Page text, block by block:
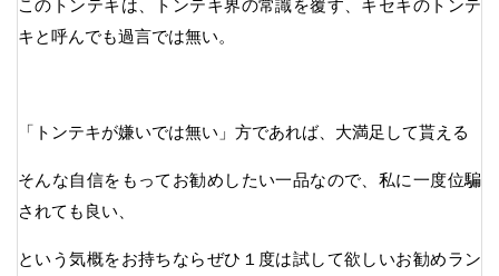
このトンテキは、トンテキ界の常識を覆す、キセキのトンテ
キと呼んでも過言では無い。
「トンテキが嫌いでは無い」方であれば、大満足して貰える
そんな自信をもってお勧めしたい一品なので、私に一度位騙
されても良い、
という気概をお持ちならぜひ１度は試して欲しいお勧めラン